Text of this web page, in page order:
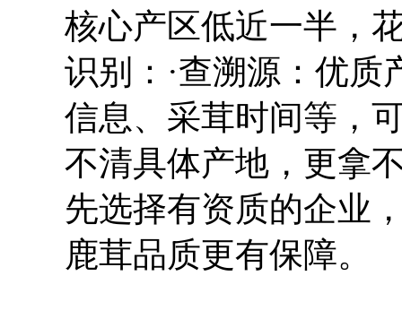
核心产区低近一半，
识别：·查溯源：优
信息、采茸时间等，
不清具体产地，更拿
先选择有资质的企业
鹿茸品质更有保障。